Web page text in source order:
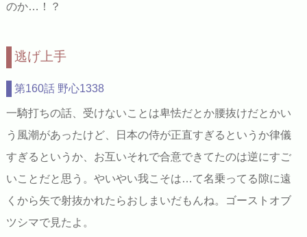
のか…！？
逃げ上手
第160話 野心1338
一騎打ちの話、受けないことは卑怯だとか腰抜けだとかい
う風潮があったけど、日本の侍が正直すぎるというか律儀
すぎるというか、お互いそれで合意できてたのは逆にすご
いことだと思う。やいやい我こそは…て名乗ってる隙に遠
くから矢で射抜かれたらおしまいだもんね。ゴーストオブ
ツシマで見たよ。